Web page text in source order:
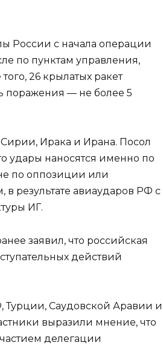
России с начала операции
по пунктам управления,
26 крылатых ракет
поражения — не более 5
Ирака и Ирана. Посол
удары наносятся именно по
по оппозиции или
в результате авиаударов РФ с
ИГ.
заявил, что российская
действий
Саудовской Аравии и
выразили мнение, что
делегации